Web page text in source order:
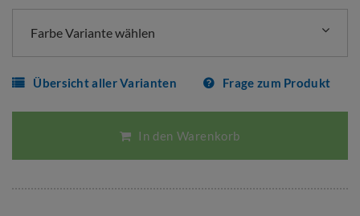
Farbe Variante wählen
Übersicht aller Varianten Frage zum Produkt
In den Warenkorb